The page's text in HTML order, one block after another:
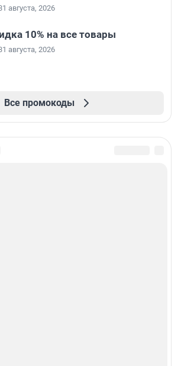
августа, 2026
10% на все товары
августа, 2026
Все промокоды